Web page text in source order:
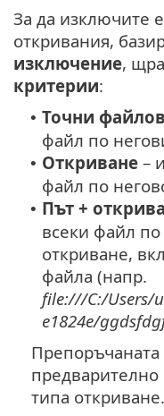
За да изключите
откривания,
изключение,
критерии:
• Точни
файл по
• Откриване –
файл по
• Път +
всеки файл
откриване,
файла (напр.
file:///C:/Users/
e1824e/
Препоръчаната
предварително
типа откриване.